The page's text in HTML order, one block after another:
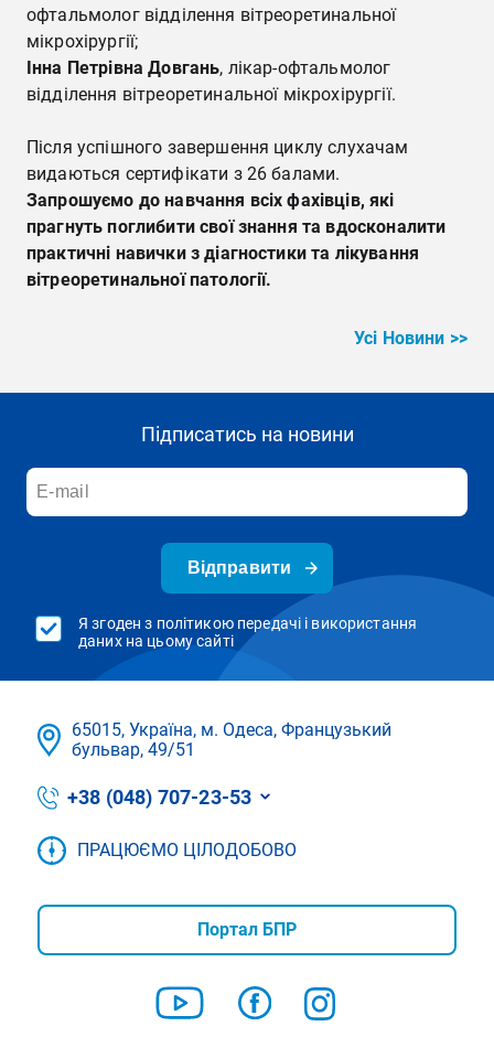
офтальмолог відділення вітреоретинальної
мікрохірургії;
Інна Петрівна Довгань, лікар-офтальмолог
відділення вітреоретинальної мікрохірургії.
Після успішного завершення циклу слухачам
видаються сертифікати з 26 балами.
Запрошуємо до навчання всіх фахівців, які
прагнуть поглибити свої знання та вдосконалити
практичні навички з діагностики та лікування
вітреоретинальної патології.
Усі Новини >>
Підписатись на новини
Відправити
Я згоден з політикою передачі і використання
даних на цьому сайті
65015, Україна, м. Одеса, Французький
бульвар, 49/51
+38 (048) 707-23-53
ПРАЦЮЄМО ЦІЛОДОБОВО
Портал БПР